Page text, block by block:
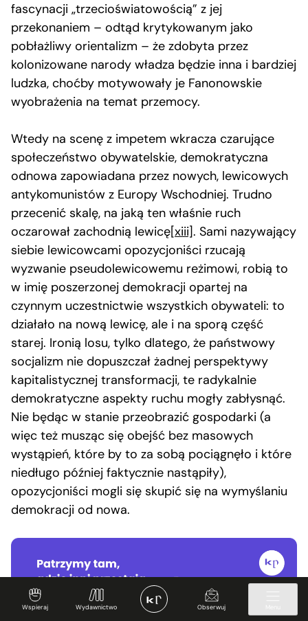
Wspieraj Wydawnictwo Obserwuj
fascynacji „trzecioświatowością” z jej
przekonaniem – odtąd krytykowanym jako
pobłażliwy orientalizm – że zdobyta przez
kolonizowane narody władza będzie inna i bardziej
ludzka, choćby motywowały je Fanonowskie
wyobrażenia na temat przemocy.
Wtedy na scenę z impetem wkracza czarujące
społeczeństwo obywatelskie, demokratyczna
odnowa zapowiadana przez nowych, lewicowych
antykomunistów z Europy Wschodniej. Trudno
przecenić skalę, na jaką ten właśnie ruch
oczarował zachodnią lewicę[xiii]. Sami nazywający
siebie lewicowcami opozycjoniści rzucają
wyzwanie pseudolewicowemu reżimowi, robią to
w imię poszerzonej demokracji opartej na
czynnym uczestnictwie wszystkich obywateli: to
działało na nową lewicę, ale i na sporą część
starej. Ironią losu, tylko dlatego, że państwowy
socjalizm nie dopuszczał żadnej perspektywy
kapitalistycznej transformacji, te radykalnie
demokratyczne aspekty ruchu mogły zabłysnąć.
Nie będąc w stanie przeobrazić gospodarki (a
więc też musząc się obejść bez masowych
wystąpień, które by to za sobą pociągnęło i które
niedługo później faktycznie nastąpiły),
opozycjoniści mogli się skupić się na wymyślaniu
demokracji od nowa.